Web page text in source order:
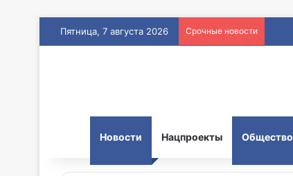
Пятница, 7 августа 2026 Срочные новости
Новости Нацпроекты Общество